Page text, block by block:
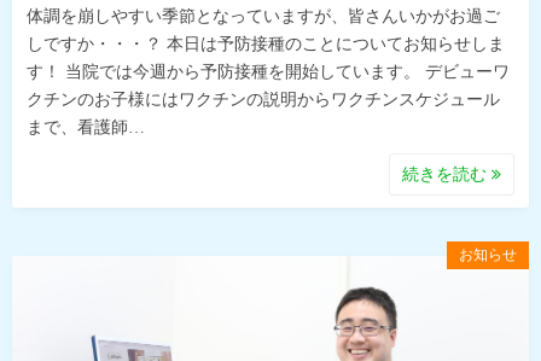
体調を崩しやすい季節となっていますが、皆さんいかがお過ご
しですか・・・？ 本日は予防接種のことについてお知らせしま
す！ 当院では今週から予防接種を開始しています。 デビューワ
クチンのお子様にはワクチンの説明からワクチンスケジュール
まで、看護師…
続きを読む
お知らせ